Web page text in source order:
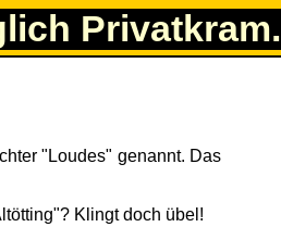
Privatkram.
"Loudes" genannt. Das
Klingt doch übel!